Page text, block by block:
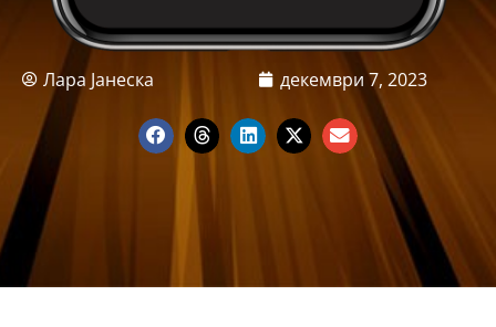
Лара Јанеска декември 7, 2023